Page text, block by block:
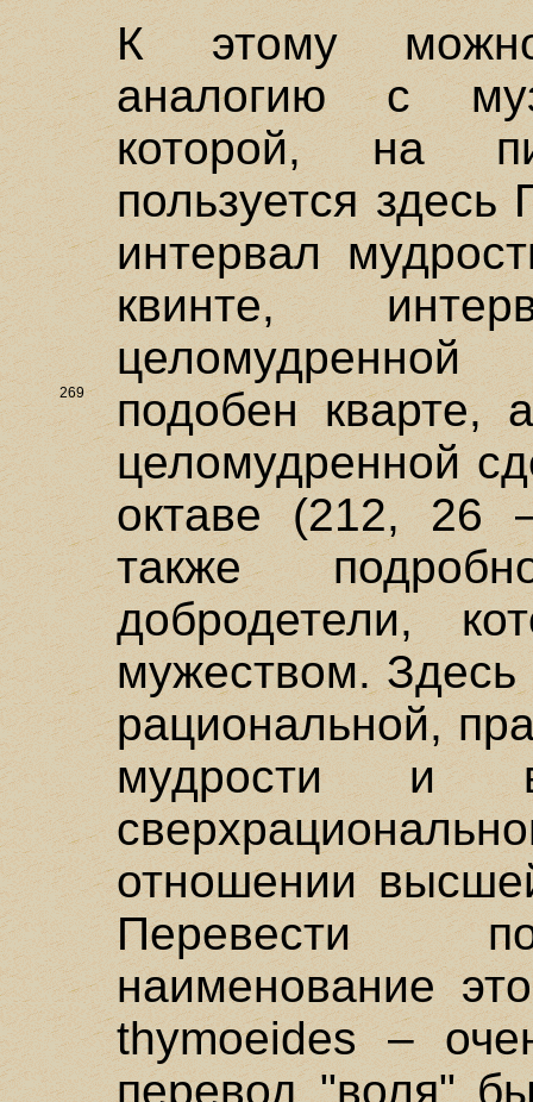
К этому
аналогию с
которой, на
пользуется
интервал
квинте,
подобен кварте,
269
целомудренной
октаве (212, 26
также
добродетели,
мужеством. Здесь
рациональной,
мудрости
отношении
Перевести
наименование
thymoeides –
перевод "воля"